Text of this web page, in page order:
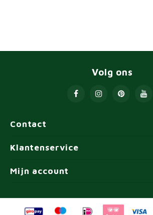
Contact
Volg ons
Klantenservice
Mijn account